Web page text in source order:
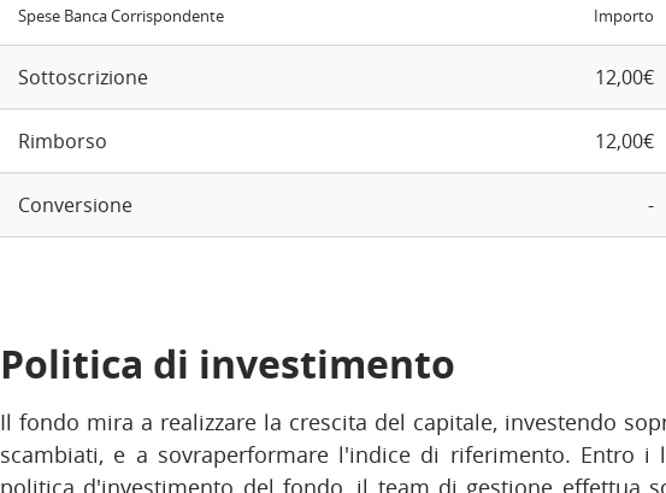
Spese Banca Corrispondente Importo
Sottoscrizione 12,00€
Rimborso 12,00€
Conversione -
Politica di investimento
Il fondo mira a realizzare la crescita del capitale, investendo
scambiati, e a sovraperformare l'indice di riferimento. Entro
politica d'investimento del fondo, il team di gestione effettua